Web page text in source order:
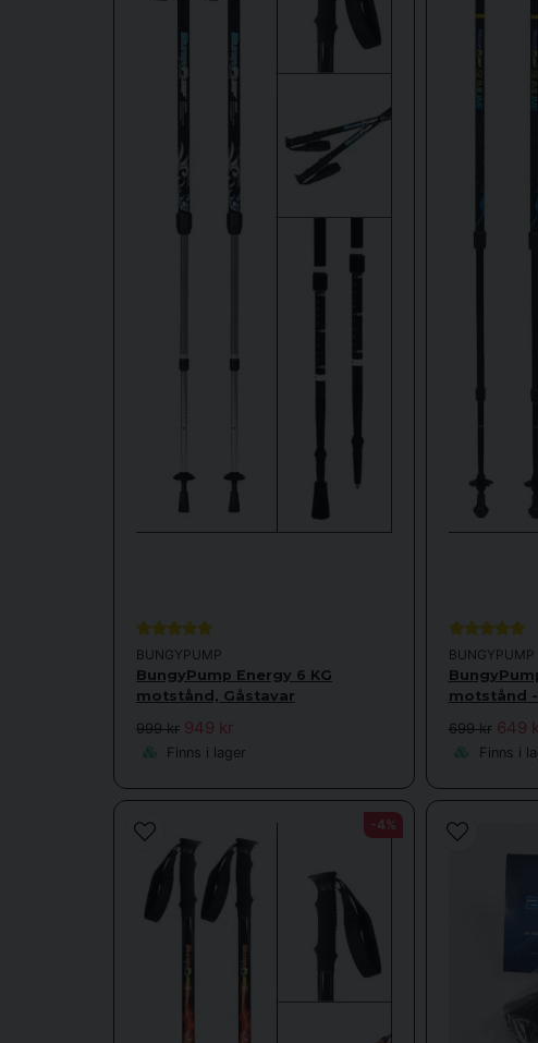
BUNGYPUMP
BungyPump Energy 6 KG
motstånd, Gåstavar
999 kr 949 kr
Finns i lager
BUNGYPUMP
motstånd
699 kr 649
Finns i
-4%